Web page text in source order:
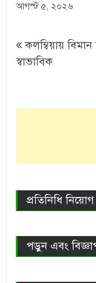
আগস্ট ৫, ২০২৬
Post
navigation
কলম্বিয়ায়
স্বাভাবিক
প্রতিনিধি
পড়ুন এবং